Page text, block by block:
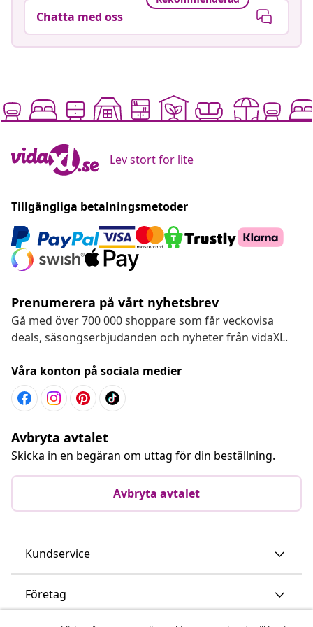
Chatta med oss
Lev stort for lite
Tillgängliga betalningsmetoder
Prenumerera på vårt nyhetsbrev
Gå med över 700 000 shoppare som får veckovisa
deals, säsongserbjudanden och nyheter från vidaXL.
Våra konton på sociala medier
Avbryta avtalet
Skicka in en begäran om uttag för din beställning.
Avbryta avtalet
Kundservice
Företag